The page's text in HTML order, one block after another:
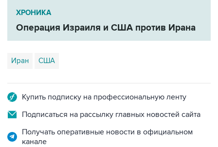
ХРОНИКА
Операция Израиля и США против Ирана
Иран США
Купить подписку на профессиональную ленту
Подписаться на рассылку главных новостей сайта
Получать оперативные новости в официальном
канале